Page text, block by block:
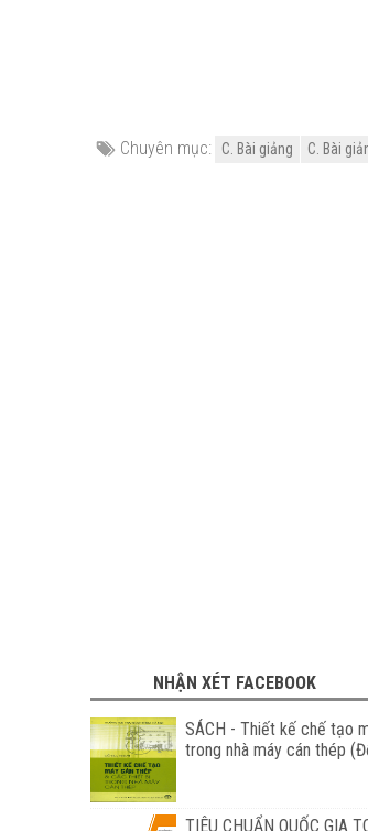
Chuyên mục: C. Bài giảng C. Bài
NHẬN XÉT FACEBOOK
SÁCH - Thiết kế chế tạo
trong nhà máy cán thép
TIÊU CHUẨN QUỐC GIA